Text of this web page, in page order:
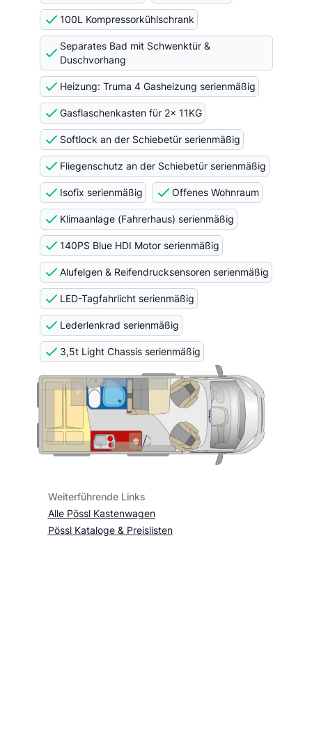
100L Kompressorkühlschrank
Separates Bad mit Schwenktür &
Duschvorhang
Heizung: Truma 4 Gasheizung serienmäßig
Gasflaschenkasten für 2x 11KG
Softlock an der Schiebetür serienmäßig
Fliegenschutz an der Schiebetür serienmäßig
Isofix serienmäßig Offenes Wohnraum
Klimaanlage (Fahrerhaus) serienmäßig
140PS Blue HDI Motor serienmäßig
Alufelgen & Reifendrucksensoren serienmäßig
LED-Tagfahrlicht serienmäßig
Lederlenkrad serienmäßig
3,5t Light Chassis serienmäßig
Weiterführende Links
Alle Pössl Kastenwagen
Pössl Kataloge & Preislisten